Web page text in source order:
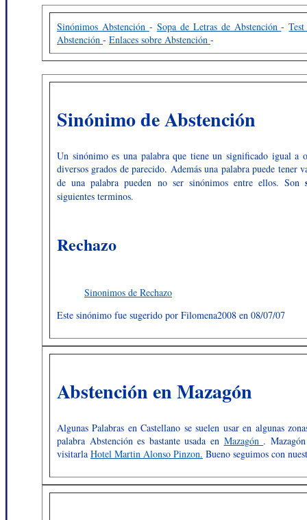
Sinónimos Abstención - Sopa de Letras de Abstención-
Abstención - Enlaces sobre Abstención -
Sinónimo de Abstención
Un sinónimo es una palabra que tiene un significado igual a
diversos grados de parecido. Además una palabra puede tener
de una palabra pueden no ser sinónimos entre ellos. Son
siguientes terminos.
Rechazo
Sinonimos de Rechazo
Este sinónimo fue sugerido por Filomena2008 en 08/07/07
Abstención en Mazagón
Algunas Palabras en Castellano se suelen usar en algunas
palabra Abstención es bastante usada en Mazagón .
visitarla Hotel Martin Alonso Pinzon. Bueno seguimos con